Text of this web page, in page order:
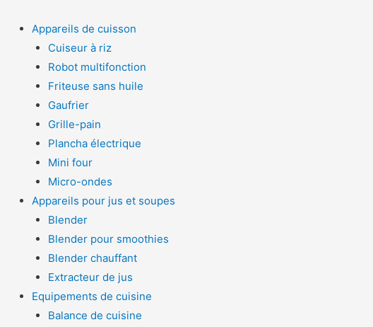
Appareils de cuisson
Cuiseur à riz
Robot multifonction
Friteuse sans huile
Gaufrier
Grille-pain
Plancha électrique
Mini four
Micro-ondes
Appareils pour jus et soupes
Blender
Blender pour smoothies
Blender chauffant
Extracteur de jus
Equipements de cuisine
Balance de cuisine